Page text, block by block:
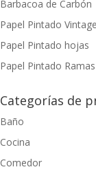
Barbacoa de Carbón
Papel Pintado Vintage
Papel Pintado hojas
Papel Pintado Ramas
Categorías de
Baño
Cocina
Comedor